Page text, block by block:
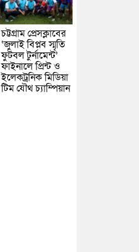
চট্টগ্রাম প্রেসক্লাবের
‘জুলাই বিপ্লব স্মৃতি
ফুটবল টুর্নামেন্ট’
ফাইনালে প্রিন্ট ও
ইলেকট্রনিক মিডিয়া
টিম যৌথ চ্যাম্পিয়ান